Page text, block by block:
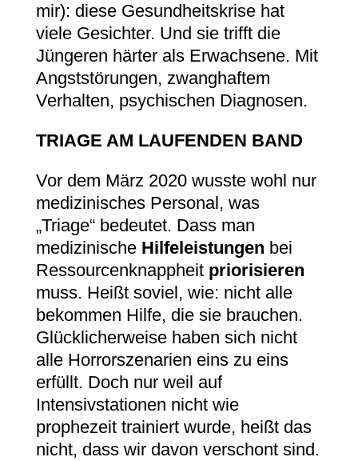
mir): diese Gesundheitskrise hat
viele Gesichter. Und sie trifft die
Jüngeren härter als Erwachsene. Mit
Angststörungen, zwanghaftem
Verhalten, psychischen Diagnosen.
TRIAGE AM LAUFENDEN BAND
Vor dem März 2020 wusste wohl nur
medizinisches Personal, was
„Triage“ bedeutet. Dass man
medizinische Hilfeleistungen bei
Ressourcenknappheit priorisieren
muss. Heißt soviel, wie: nicht alle
bekommen Hilfe, die sie brauchen.
Glücklicherweise haben sich nicht
alle Horrorszenarien eins zu eins
erfüllt. Doch nur weil auf
Intensivstationen nicht wie
prophezeit trainiert wurde, heißt das
nicht, dass wir davon verschont sind.